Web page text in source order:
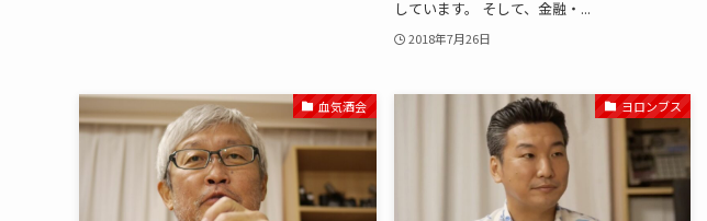
しています。 そして、金融・...
2018年7月26日
血気酒会 ヨロンブス